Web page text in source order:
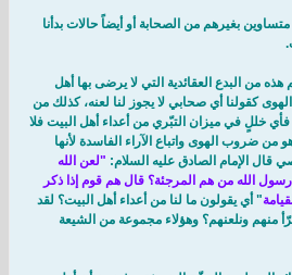
بغيرهم من الصحابة أو أيضاً حالات بدأنا
هذه من البدع العقائدية التي لا يرضى بها أهل
الهوى كقولنا أي صحابي لا يجوز لنا لعنه، كذلك من
خللٍ في ميزان التبّري من أعداء أهل البيت فلا
ضروب الهوى واتباع الآراء الفاسدة لأنها
الإمام الصادق عليه السلام: "لعن الله
رسول الله من هم المرجئة؟ قال هم قوم إذا ذكر
" أي يقولون ما لنا من أعداء أهل البيت؟ لقد
منهم ونلعنهم؟ وهؤلاء مجموعة من الشيعة